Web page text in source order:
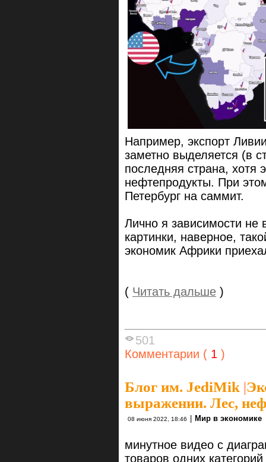
Например, экспорт
заметно выделяется (в
последняя страна, хотя
нефтепродукты. При
Петербург на саммит.
Лично я зависимости не
картинки, наверное,
экономик Африки
( Читать дальше )
501
Комментарии ( 1 )
Блог им. JediMik |
выражении. Лес,
08 июня 2022, 18:46 Мир в экономике
минутное видео с
товаров одних